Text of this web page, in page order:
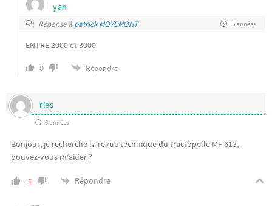
yan
Réponse à patrick MOYEMONT 5 années
ENTRE 2000 et 3000
0 Répondre
ries
6 années
Bonjour, je recherche la revue technique du tractopelle MF 613,
pouvez-vous m’aider ?
-1 Répondre